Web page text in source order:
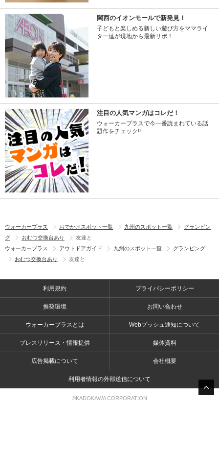
関西のイオンモールで新発見！
子どもと楽しめる新しい遊び方をママライ
ター達が現地から最新リポ！
注目の人気マンガはコレだ！
ウォーカープラスで今一番読まれている話
題作をチェック!!
ウォーカープラス おでかけスポット一覧 九州のスポット一覧
グランピン
グ
おむつ交換台あり
友達と
ウォーカープラス
アウトドアガイド 九州のスポット一覧
グランピング
おむつ交換台あり
友達と
利用規約 プライバシーポリシー
推奨環境 お問い合わせ
ウォーカープラスとは Webプッシュ通知について
プレスリリース・情報提供 媒体資料
広告掲載について 会社概要
利用者情報の外部送信について
©KADOKAWA CORPORATION